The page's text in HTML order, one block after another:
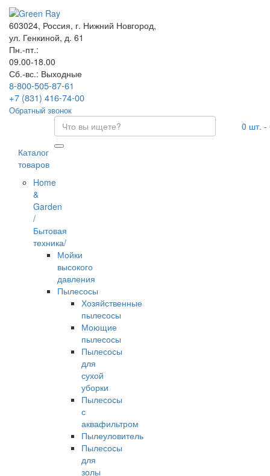
603024, Россия, г. Нижний Новгород,
ул. Генкиной, д. 61
Пн.-пт.:
09.00-18.00
Сб.-вс.: Выходные
8-800-505-87-61
+7 (831) 416-74-00
Обратный звонок
Каталог
товаров
Home
&
Garden
/
Бытовая
техника/
Мойки
высокого
давления
Пылесосы
Хозяйственные
пылесосы
Моющие
пылесосы
Пылесосы
для
сухой
уборки
Пылесосы
с
аквафильтром
Пылеуловитель
Пылесосы
для
золы
0 шт. -